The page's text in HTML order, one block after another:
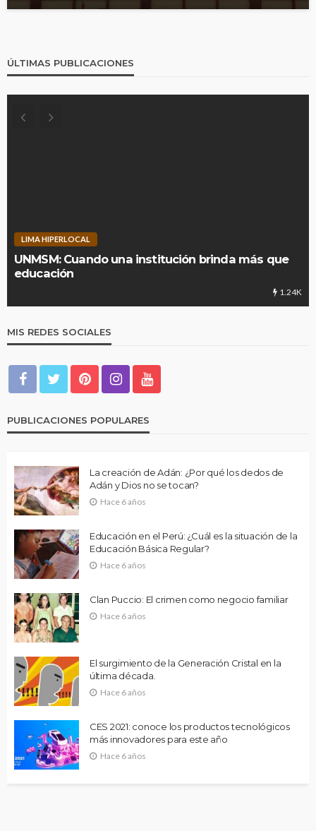
ÚLTIMAS PUBLICACIONES
LIMA HIPERLOCAL
UNMSM: Cuando una institución brinda más que
educación
1.24K
MIS REDES SOCIALES
PUBLICACIONES POPULARES
La creación de Adán: ¿Por qué los dedos de
Adán y Dios no se tocan?
Hace 6 años
Educación en el Perú: ¿Cuál es la situación de la
Educación Básica Regular?
Hace 6 años
Clan Puccio: El crimen como negocio familiar
Hace 6 años
El surgimiento de la Generación Cristal en la
última década.
Hace 6 años
CES 2021: conoce los productos tecnológicos
más innovadores para este año
Hace 6 años